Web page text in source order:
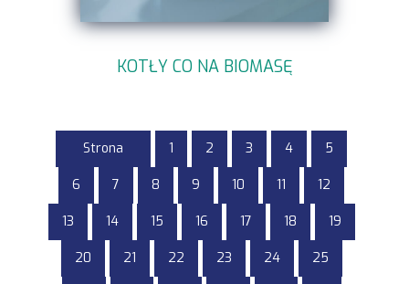
KOTŁY CO NA BIOMASĘ
Strona 1 2 3 4 5
6 7 8 9 10 11 12
13 14 15 16 17 18 19
20 21 22 23 24 25